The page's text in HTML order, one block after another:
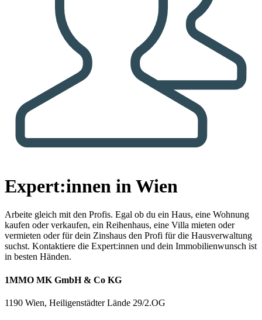
Expert:innen in Wien
Arbeite gleich mit den Profis. Egal ob du ein Haus, eine Wohnung
kaufen oder verkaufen, ein Reihenhaus, eine Villa mieten oder
vermieten oder für dein Zinshaus den Profi für die Hausverwaltung
suchst. Kontaktiere die Expert:innen und dein Immobilienwunsch ist
in besten Händen.
1MMO MK GmbH & Co KG
1190 Wien, Heiligenstädter Lände 29/2.OG